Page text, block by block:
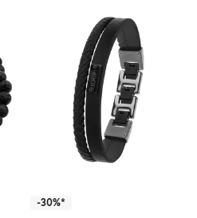
-30%*